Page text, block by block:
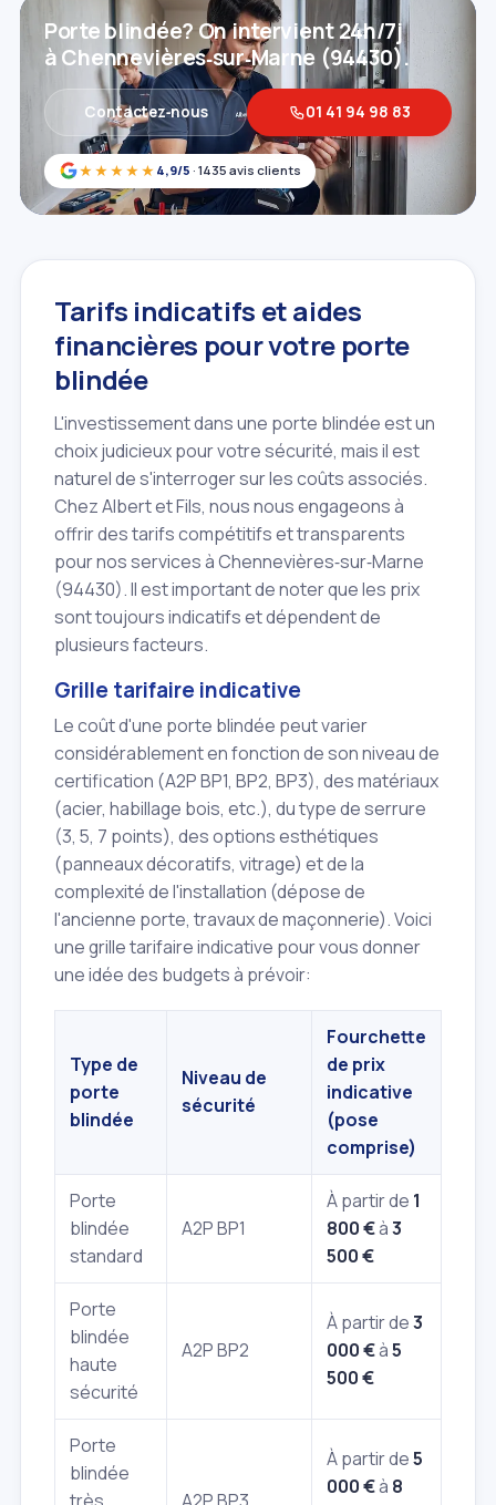
★★★★★ 4,9/5 · 1435 avis clients
Porte blindée? On intervient 24h/7j
à Chennevières‑sur‑Marne (94430).
Contactez‑nous 01 41 94 98 83
Tarifs indicatifs et aides
financières pour votre porte
blindée
L'investissement dans une porte blindée est un
choix judicieux pour votre sécurité, mais il est
naturel de s'interroger sur les coûts associés.
Chez Albert et Fils, nous nous engageons à
offrir des tarifs compétitifs et transparents
pour nos services à Chennevières‑sur‑Marne
(94430). Il est important de noter que les prix
sont toujours indicatifs et dépendent de
plusieurs facteurs.
Grille tarifaire indicative
Le coût d'une porte blindée peut varier
considérablement en fonction de son niveau de
certification (A2P BP1, BP2, BP3), des matériaux
(acier, habillage bois, etc.), du type de serrure
(3, 5, 7 points), des options esthétiques
(panneaux décoratifs, vitrage) et de la
complexité de l'installation (dépose de
l'ancienne porte, travaux de maçonnerie). Voici
une grille tarifaire indicative pour vous donner
une idée des budgets à prévoir:
Type de
porte
blindée
Niveau de
sécurité
Fourchette
de prix
indicative
(pose
comprise)
Porte
blindée
standard
A2P BP1
À partir de 1
800 €à3
500 €
Porte
blindée
haute
sécurité
A2P BP2
À partir de3
000 €à5
500 €
Porte
blindée
À partir de5
000 €à 8